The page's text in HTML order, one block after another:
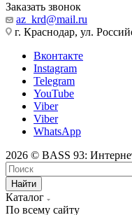
Заказать звонок
az_krd@mail.ru
г. Краснодар, ул.
Вконтакте
Instagram
Telegram
YouTube
Viber
Viber
WhatsApp
2026 © BASS 93:
Найти
Каталог
По всему сайту